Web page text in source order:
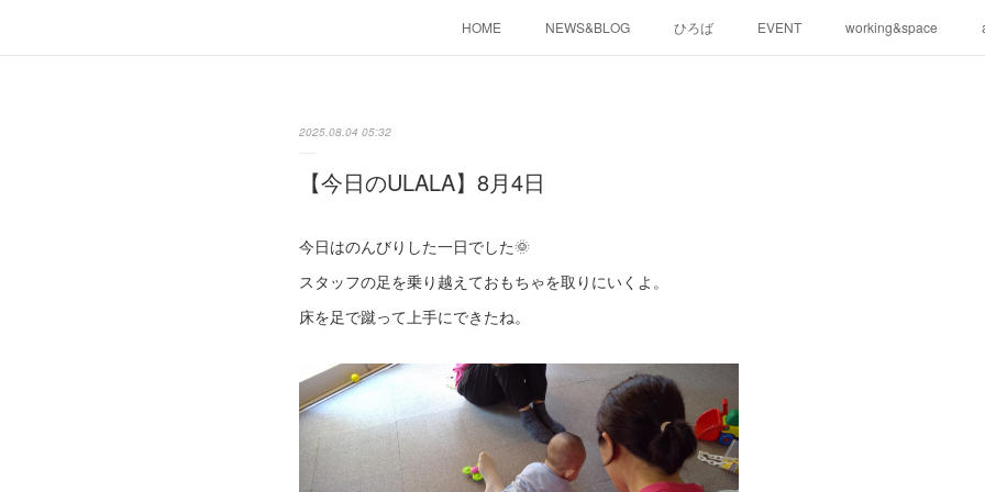
HOME NEWS&BLOG ひろば EVENT working&space
2025.08.04 05:32
【今日のULALA】8月4日
今日はのんびりした一日でした🌞
スタッフの足を乗り越えておもちゃを取りにいくよ。
床を足で蹴って上手にできたね。